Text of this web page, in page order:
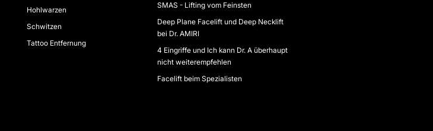
Hohlwarzen
Schwitzen
Tattoo Entfernung
SMAS - Lifting vom Feinsten
Deep Plane Facelift und Deep Necklift
bei Dr. AMIRI
4 Eingriffe und Ich kann Dr. A überhaupt
nicht weiterempfehlen
Facelift beim Spezialisten